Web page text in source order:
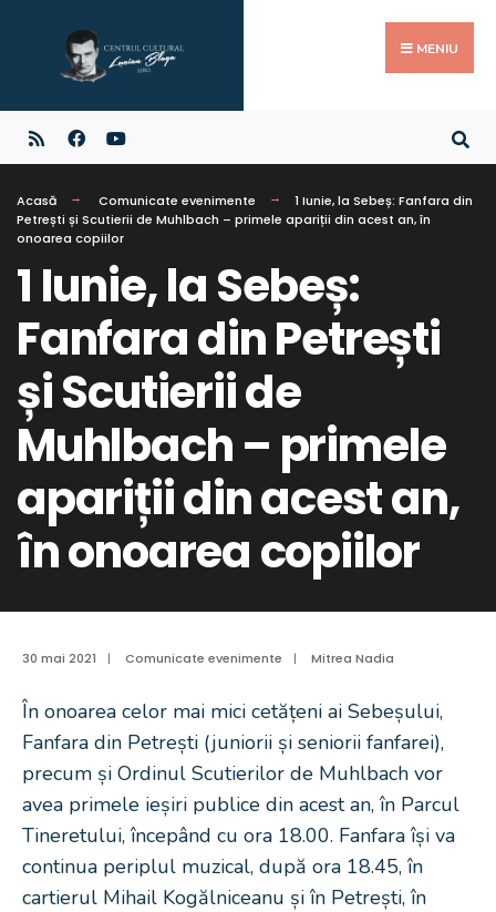
MENIU
Acasă Comunicate evenimente
1 Iunie, la Sebeș: Fanfara din
Petrești și Scutierii de Muhlbach – primele apariții din acest an, în
onoarea copiilor
1 Iunie, la Sebeș:
Fanfara din Petrești
și Scutierii de
Muhlbach – primele
apariții din acest an,
în onoarea copiilor
30 mai 2021 | Comunicate evenimente | Mitrea Nadia
În onoarea celor mai mici cetățeni ai Sebeșului,
Fanfara din Petrești (juniorii și seniorii fanfarei),
precum și Ordinul Scutierilor de Muhlbach vor
avea primele ieșiri publice din acest an, în Parcul
Tineretului, începând cu ora 18.00. Fanfara își va
continua periplul muzical, după ora 18.45, în
cartierul Mihail Kogălniceanu și în Petrești, în